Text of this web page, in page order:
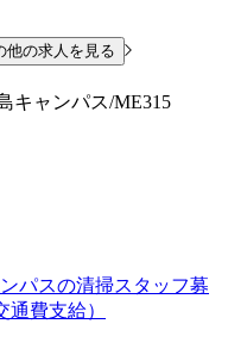
他の求人を見る
キャンパス/ME315
パスの清掃スタッフ募
通費支給）